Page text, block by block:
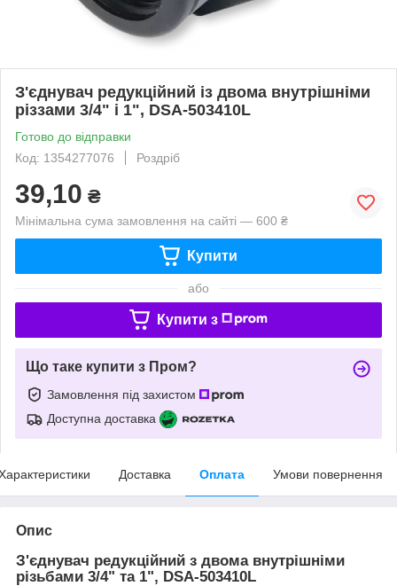
З'єднувач редукційний із двома внутрішніми
різзами 3/4" і 1", DSA-503410L
Готово до відправки
Код: 1354277076
Роздріб
39,10 ₴
Мінімальна сума замовлення на сайті — 600 ₴
Купити
або
Купити з
Що таке купити з Пром?
Замовлення під захистом
Доступна доставка
Доставка Оплата Умови повернення
Опис
З'єднувач редукційний з двома внутрішніми
різьбами 3/4" та 1", DSA-503410L